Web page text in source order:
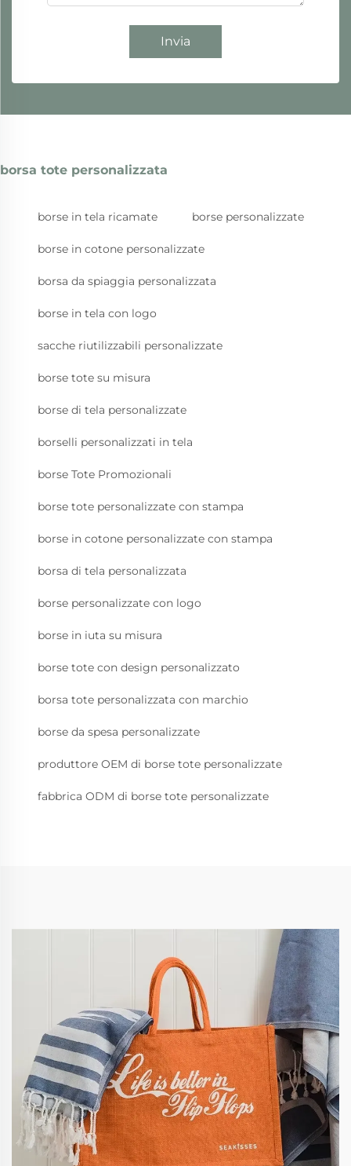
Invia
borsa tote personalizzata
borse in tela ricamate borse personalizzate
borse in cotone personalizzate
borsa da spiaggia personalizzata
borse in tela con logo
sacche riutilizzabili personalizzate
borse tote su misura
borse di tela personalizzate
borselli personalizzati in tela
borse Tote Promozionali
borse tote personalizzate con stampa
borse in cotone personalizzate con stampa
borsa di tela personalizzata
borse personalizzate con logo
borse in iuta su misura
borse tote con design personalizzato
borsa tote personalizzata con marchio
borse da spesa personalizzate
produttore OEM di borse tote personalizzate
fabbrica ODM di borse tote personalizzate